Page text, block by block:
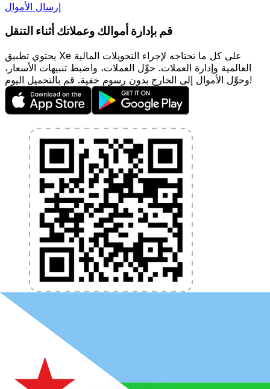
إرسال الأموال
قم بإدارة أموالك وعملاتك أثناء التنقل
يحتوي تطبيق Xe على كل ما تحتاجه لإجراء التحويلات المالية
العالمية وإدارة العملات. حوِّل العملات، واضبط تنبيهات الأسعار،
وحوِّل الأموال إلى الخارج بدون رسوم خفية. قم بالتحميل اليوم!